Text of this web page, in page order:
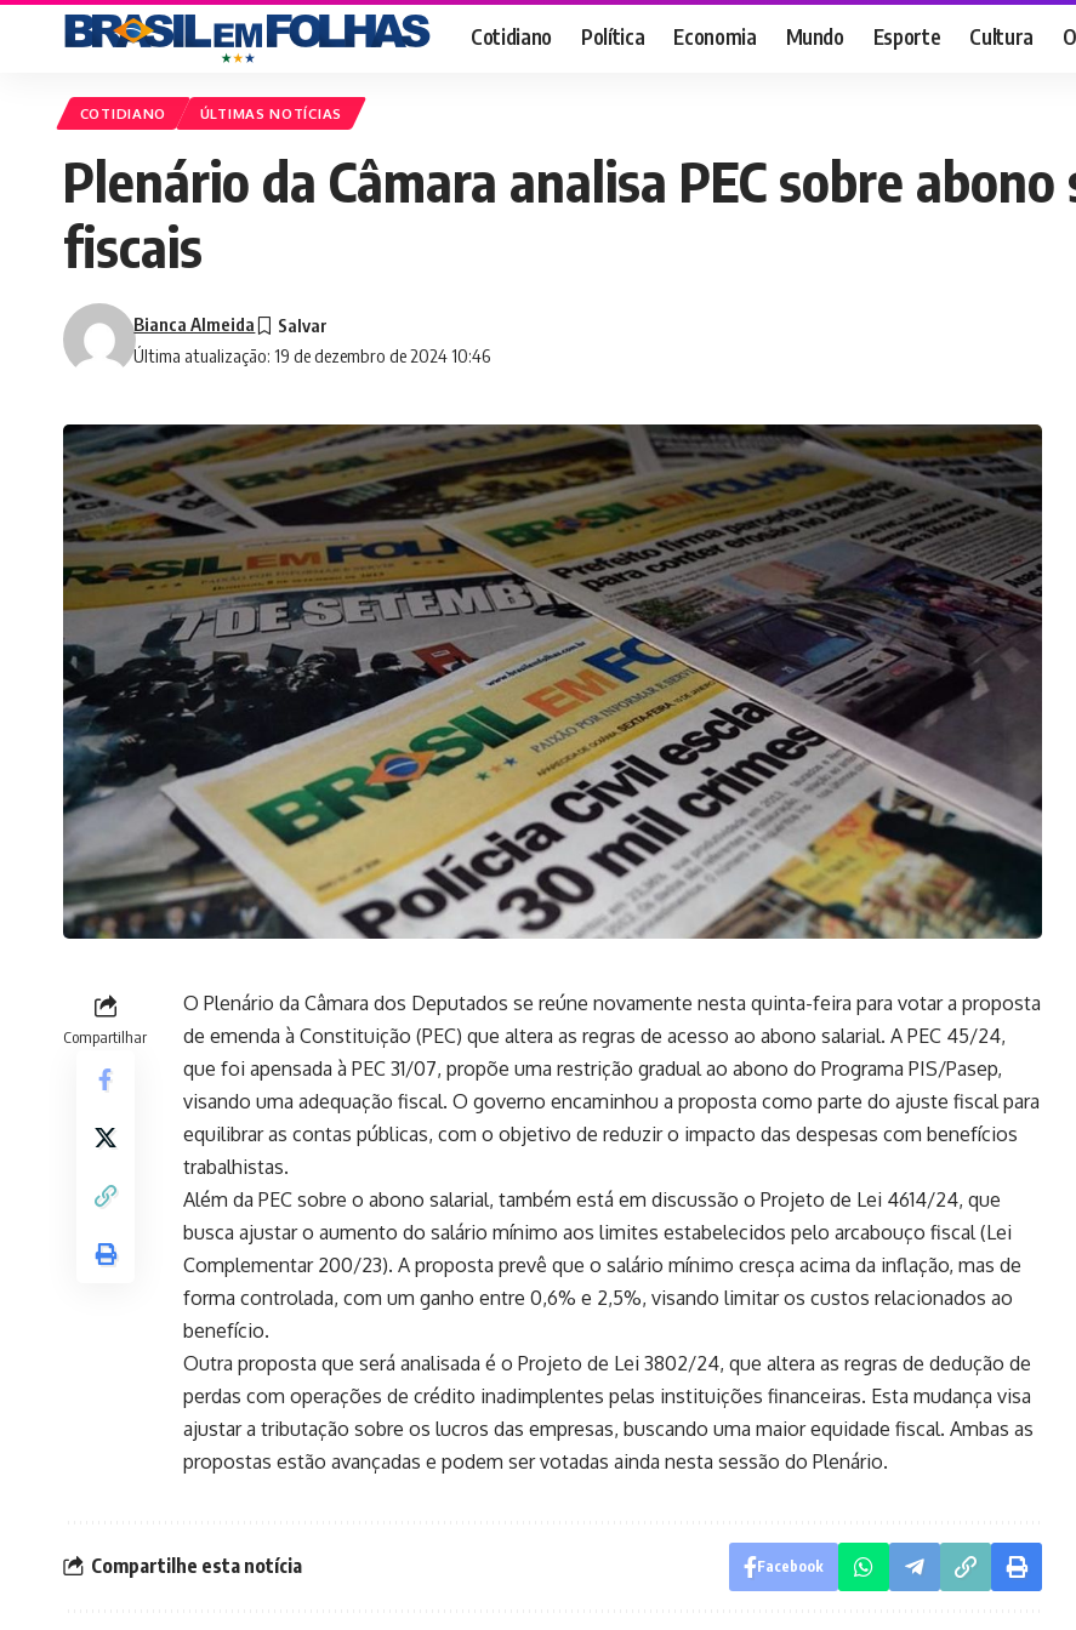
Cotidiano Política Economia Mundo Esporte Cultura
COTIDIANO ÚLTIMAS NOTÍCIAS
Plenário da Câmara analisa PEC sobre
fiscais
Última atualização: 19 de dezembro de 2024 10:46
Bianca Almeida
Compartilhar
O Plenário da Câmara dos Deputados se reúne novamente nesta quinta-feira para votar a proposta
de emenda à Constituição (PEC) que altera as regras de acesso ao abono salarial. A PEC 45/24,
que foi apensada à PEC 31/07, propõe uma restrição gradual ao abono do Programa PIS/Pasep,
visando uma adequação fiscal. O governo encaminhou a proposta como parte do ajuste fiscal para
equilibrar as contas públicas, com o objetivo de reduzir o impacto das despesas com benefícios
trabalhistas.
Além da PEC sobre o abono salarial, também está em discussão o Projeto de Lei 4614/24, que
busca ajustar o aumento do salário mínimo aos limites estabelecidos pelo arcabouço fiscal (Lei
Complementar 200/23). A proposta prevê que o salário mínimo cresça acima da inflação, mas de
forma controlada, com um ganho entre 0,6% e 2,5%, visando limitar os custos relacionados ao
benefício.
Outra proposta que será analisada é o Projeto de Lei 3802/24, que altera as regras de dedução de
perdas com operações de crédito inadimplentes pelas instituições financeiras. Esta mudança visa
ajustar a tributação sobre os lucros das empresas, buscando uma maior equidade fiscal. Ambas as
propostas estão avançadas e podem ser votadas ainda nesta sessão do Plenário.
Compartilhe esta notícia Facebook